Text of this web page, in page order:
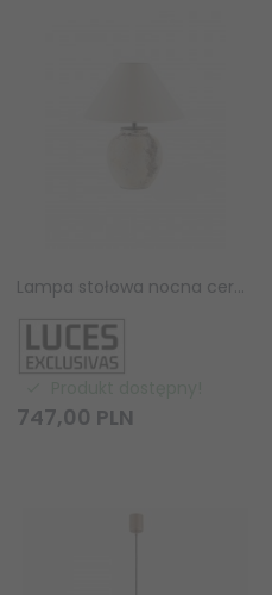
Lampa stołowa nocna ceramiczna podstawa biały tkaninowy abażur minimalistyczna klasyczna uniwersalna BELUNCA LE45282 Luces Exclusivas
747,00 PLN